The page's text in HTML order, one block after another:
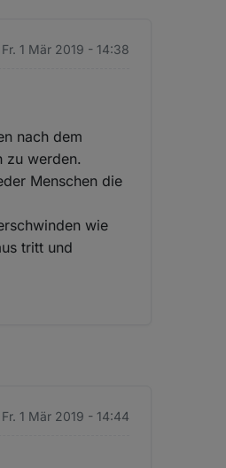
Fr. 1 Mär 2019 - 14:38
nach dem
zu werden.
Menschen die
wie
tritt und
Fr. 1 Mär 2019 - 14:44